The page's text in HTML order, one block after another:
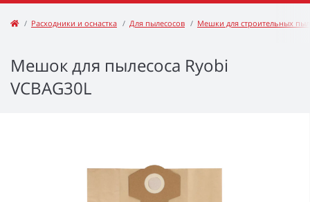
Расходники и оснастка Для пылесосов Мешки для строительных
Мешок для пылесоса Ryobi
VCBAG30L